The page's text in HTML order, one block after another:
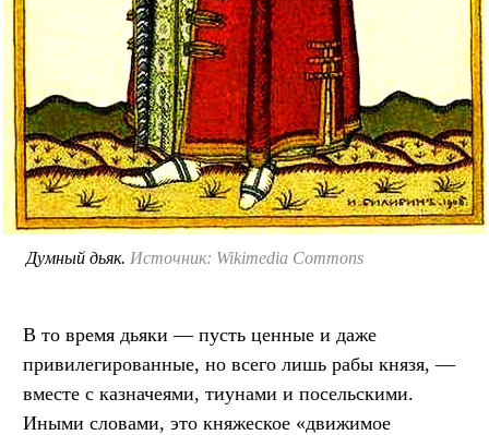
Думный дьяк. Источник: Wikimedia Commons
В то время дьяки — пусть ценные и даже
привилегированные, но всего лишь рабы князя, —
вместе с казначеями, тиунами и посельскими.
Иными словами, это княжеское «движимое